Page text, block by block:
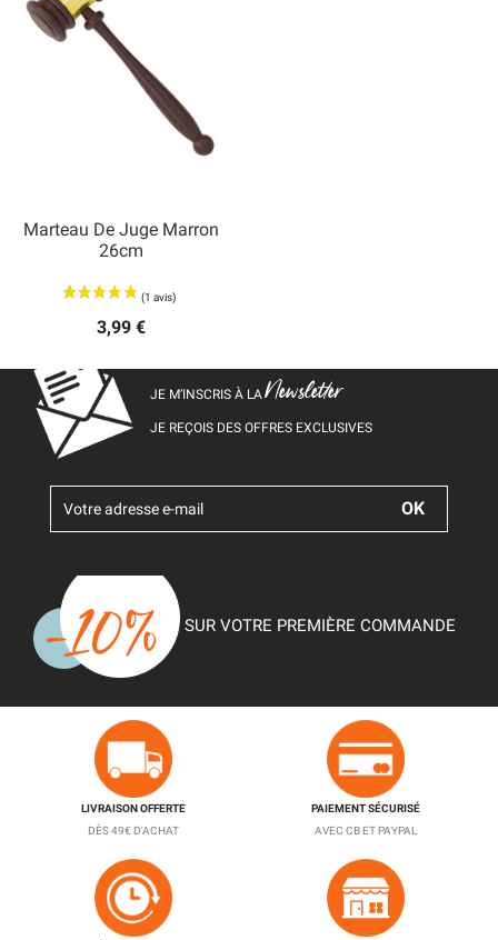
Marteau De Juge Marron
26cm
3,99 €
JE M’INSCRIS À LANewsletter
JE REÇOIS DES OFFRES EXCLUSIVES
SUR VOTRE PREMIÈRE COMMANDE
LIVRAISON OFFERTE
DÈS 49€ D'ACHAT
PAIEMENT SÉCURISÉ
AVEC CB ET PAYPAL